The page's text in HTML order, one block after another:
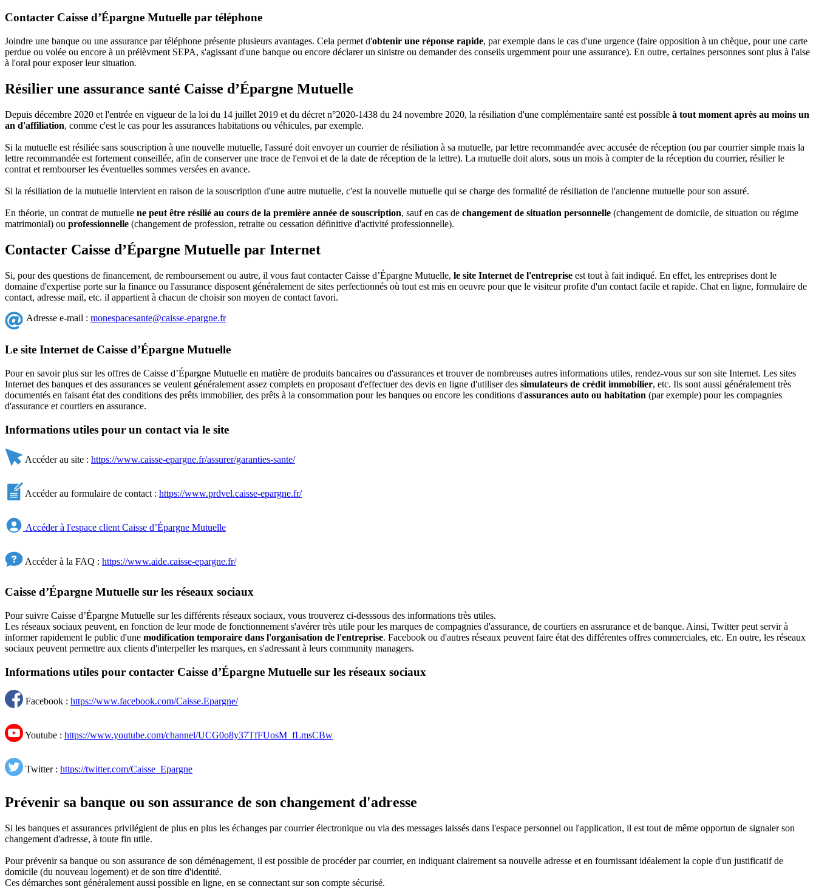
Contacter Caisse d’Épargne Mutuelle par téléphone
Joindre une banque ou une assurance par téléphone présente plusieurs avantages. Cela permet d'obtenir une réponse rapide, par exemple dans le cas d'une urgence (faire opposition à un chèque, pour une carte
perdue ou volée ou encore à un prélèvment SEPA, s'agissant d'une banque ou encore déclarer un sinistre ou demander des conseils urgemment pour une assurance). En outre, certaines personnes sont plus à l'aise
à l'oral pour exposer leur situation.
Résilier une assurance santé Caisse d’Épargne Mutuelle
Depuis décembre 2020 et l'entrée en vigueur de la loi du 14 juillet 2019 et du décret n°2020-1438 du 24 novembre 2020, la résiliation d'une complémentaire santé est possible à tout moment après au moins un
an d'affiliation, comme c'est le cas pour les assurances habitations ou véhicules, par exemple.
Si la mutuelle est résiliée sans souscription à une nouvelle mutuelle, l'assuré doit envoyer un courrier de résiliation à sa mutuelle, par lettre recommandée avec accusée de réception (ou par courrier simple mais la
lettre recommandée est fortement conseillée, afin de conserver une trace de l'envoi et de la date de réception de la lettre). La mutuelle doit alors, sous un mois à compter de la réception du courrier, résilier le
contrat et rembourser les éventuelles sommes versées en avance.
Si la résiliation de la mutuelle intervient en raison de la souscription d'une autre mutuelle, c'est la nouvelle mutuelle qui se charge des formalité de résiliation de l'ancienne mutuelle pour son assuré.
En théorie, un contrat de mutuelle ne peut être résilié au cours de la première année de souscription, sauf en cas de changement de situation personnelle (changement de domicile, de situation ou régime
matrimonial) ou professionnelle (changement de profession, retraite ou cessation définitive d'activité professionnelle).
Contacter Caisse d’Épargne Mutuelle par Internet
Si, pour des questions de financement, de remboursement ou autre, il vous faut contacter Caisse d’Épargne Mutuelle, le site Internet de l'entreprise est tout à fait indiqué. En effet, les entreprises dont le
domaine d'expertise porte sur la finance ou l'assurance disposent généralement de sites perfectionnés où tout est mis en oeuvre pour que le visiteur profite d'un contact facile et rapide. Chat en ligne, formulaire de
contact, adresse mail, etc. il appartient à chacun de choisir son moyen de contact favori.
Adresse e-mail : monespacesante@caisse-epargne.fr
Le site Internet de Caisse d’Épargne Mutuelle
Pour en savoir plus sur les offres de Caisse d’Épargne Mutuelle en matière de produits bancaires ou d'assurances et trouver de nombreuses autres informations utiles, rendez-vous sur son site Internet. Les sites
Internet des banques et des assurances se veulent généralement assez complets en proposant d'effectuer des devis en ligne d'utiliser des simulateurs de crédit immobilier, etc. Ils sont aussi généralement très
documentés en faisant état des conditions des prêts immobilier, des prêts à la consommation pour les banques ou encore les conditions d'assurances auto ou habitation (par exemple) pour les compagnies
d'assurance et courtiers en assurance.
Informations utiles pour un contact via le site
Accéder au site : https://www.caisse-epargne.fr/assurer/garanties-sante/
Accéder au formulaire de contact : https://www.prdvel.caisse-epargne.fr/
Accéder à l'espace client Caisse d’Épargne Mutuelle
Accéder à la FAQ : https://www.aide.caisse-epargne.fr/
Caisse d’Épargne Mutuelle sur les réseaux sociaux
Pour suivre Caisse d’Épargne Mutuelle sur les différents réseaux sociaux, vous trouverez ci-desssous des informations très utiles.
Les réseaux sociaux peuvent, en fonction de leur mode de fonctionnement s'avérer très utile pour les marques de compagnies d'assurance, de courtiers en assrurance et de banque. Ainsi, Twitter peut servir à
informer rapidement le public d'une modification temporaire dans l'organisation de l'entreprise. Facebook ou d'autres réseaux peuvent faire état des différentes offres commerciales, etc. En outre, les réseaux
sociaux peuvent permettre aux clients d'interpeller les marques, en s'adressant à leurs community managers.
Informations utiles pour contacter Caisse d’Épargne Mutuelle sur les réseaux sociaux
Facebook : https://www.facebook.com/Caisse.Epargne/
Youtube : https://www.youtube.com/channel/UCG0o8y37TfFUosM_fLmsCBw
Twitter : https://twitter.com/Caisse_Epargne
Prévenir sa banque ou son assurance de son changement d'adresse
Si les banques et assurances privilégient de plus en plus les échanges par courrier électronique ou via des messages laissés dans l'espace personnel ou l'application, il est tout de même opportun de signaler son
changement d'adresse, à toute fin utile.
Pour prévenir sa banque ou son assurance de son déménagement, il est possible de procéder par courrier, en indiquant clairement sa nouvelle adresse et en fournissant idéalement la copie d'un justificatif de
domicile (du nouveau logement) et de son titre d'identité.
Ces démarches sont généralement aussi possible en ligne, en se connectant sur son compte sécurisé.